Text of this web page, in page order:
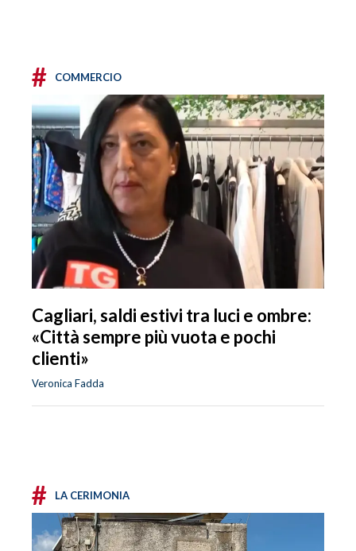
# COMMERCIO
Cagliari, saldi estivi tra luci e ombre:
«Città sempre più vuota e pochi
clienti»
Veronica Fadda
# LA CERIMONIA